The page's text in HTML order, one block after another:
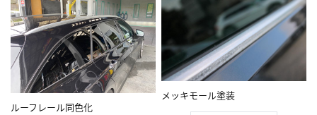
ルーフレール同色化
メッキモール塗装